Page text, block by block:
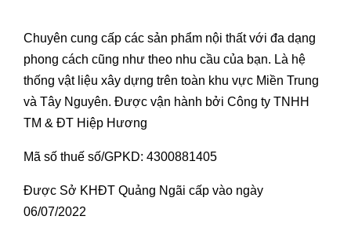
Chuyên cung cấp các sản phẩm nội thất với đa dạng
phong cách cũng như theo nhu cầu của bạn. Là hệ
thống vật liệu xây dựng trên toàn khu vực Miền Trung
và Tây Nguyên. Được vận hành bởi Công ty TNHH
TM & ĐT Hiệp Hương
Mã số thuế số/GPKD: 4300881405
Được Sở KHĐT Quảng Ngãi cấp vào ngày
06/07/2022